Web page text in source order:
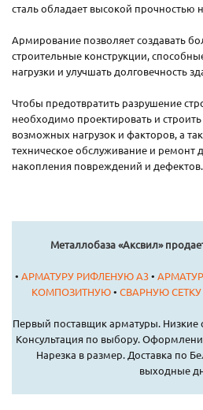
сталь обладает высокой прочностью
Армирование позволяет создавать
строительные конструкции,
нагрузки и улучшать долговечность
Чтобы предотвратить разрушение
необходимо проектировать и строить
возможных нагрузок и факторов, а
техническое обслуживание и ремонт
накопления повреждений и дефектов.
Металлобаза «Аксвил»
• АРМАТУРУ РИФЛЕНУЮ А3•
КОМПОЗИТНУЮ• СВАРНУЮ СЕТКУ
Первый поставщик арматуры.
Консультация по выбору.
Нарезка в размер. Доставка по
выходные